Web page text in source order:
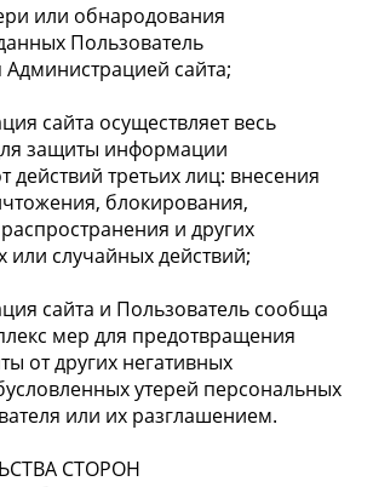
или обнародования
Пользователь
сайта;
сайта осуществляет весь
защиты информации
действий третьих лиц: внесения
блокирования,
и других
случайных действий;
сайта и Пользователь сообща
мер для предотвращения
от других негативных
утерей персональных
или их разглашением.
СТОРОН